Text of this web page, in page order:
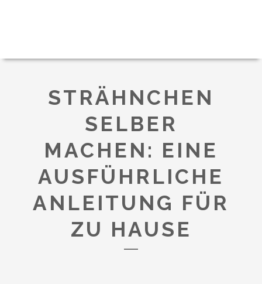
STRÄHNCHEN
SELBER
MACHEN: EINE
AUSFÜHRLICHE
ANLEITUNG FÜR
ZU HAUSE